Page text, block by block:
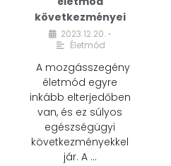
következményei
2023.12.20. •
Életmód
A mozgásszegény
életmód egyre
inkább elterjedőben
van, és ez súlyos
egészségügyi
következményekkel
jár. A …